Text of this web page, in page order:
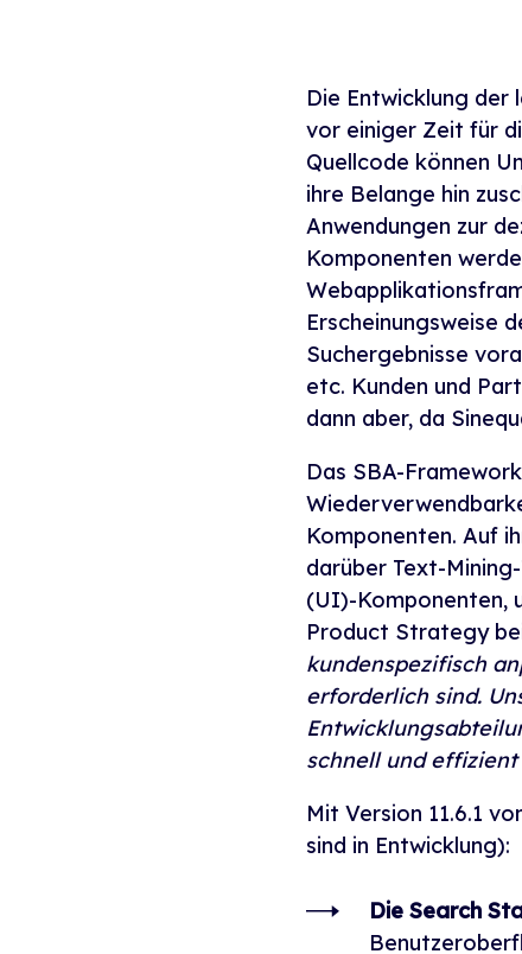
Die Entwicklung der
vor einiger Zeit für
Quellcode können
ihre Belange hin
Anwendungen zur
Komponenten
Erscheinungsweise
Suchergebnisse
etc. Kunden und
dann aber, da
Das SBA-
Komponenten. Auf
darüber Text-
(UI)-Komponenten,
Product Strategy
kundenspezifisch
erforderlich sind.
schnell und
Mit Version 11.6.1
sind in Entwicklung):
Die Search